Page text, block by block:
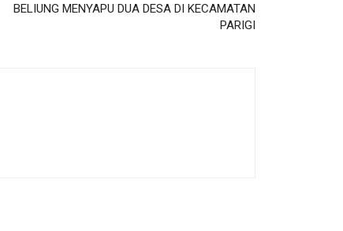
BELIUNG MENYAPU DUA DESA DI KECAMATAN
PARIGI